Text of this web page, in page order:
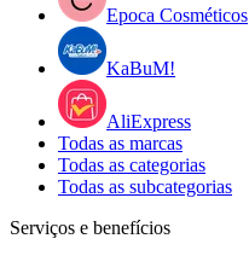
Epoca Cosméticos
KaBuM!
AliExpress
Todas as marcas
Todas as categorias
Todas as subcategorias
Serviços e benefícios